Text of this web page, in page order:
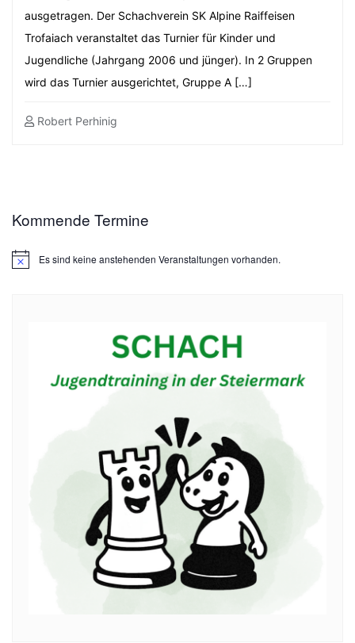
ausgetragen. Der Schachverein SK Alpine Raiffeisen
Trofaiach veranstaltet das Turnier für Kinder und
Jugendliche (Jahrgang 2006 und jünger). In 2 Gruppen
wird das Turnier ausgerichtet, Gruppe A […]
Robert Perhinig
Kommende Termine
HinweisEs sind keine anstehenden Veranstaltungen vorhanden.